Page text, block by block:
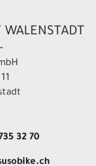
WALENSTADT
32 70